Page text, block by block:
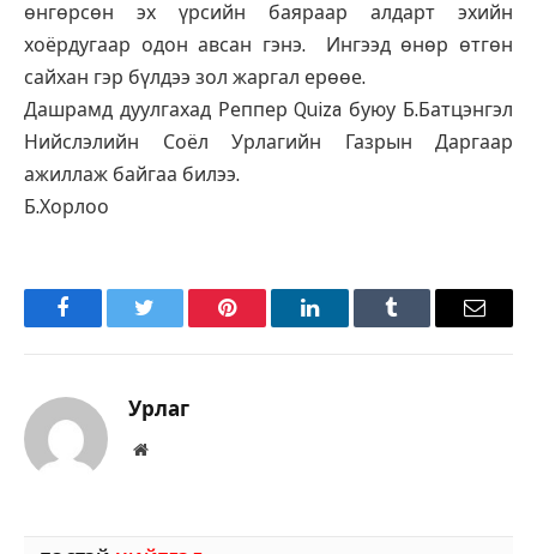
өнгөрсөн эх үрсийн баяраар алдарт эхийн
хоёрдугаар одон авсан гэнэ. Ингээд өнөр өтгөн
сайхан гэр бүлдээ зол жаргал ерөөе.
Дашрамд дуулгахад Реппер Quiza буюу Б.Батцэнгэл
Нийслэлийн Соёл Урлагийн Газрын Даргаар
ажиллаж байгаа билээ.
Б.Хорлоо
FacebookTwitter Pinterest LinkedInTumblr Имэйл
Урлаг
Вэбсайт